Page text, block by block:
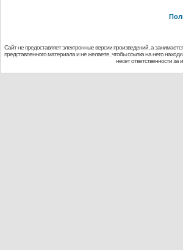
Сайт не предоставляет электронные версии произведений, а
представленного материала и не желаете, чтобы ссылка на него
несет ответственности